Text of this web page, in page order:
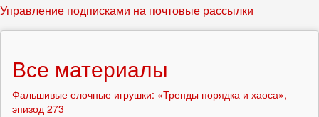
Управление подписками на почтовые рассылки
Все материалы
Фальшивые елочные игрушки: «Тренды порядка и хаоса»,
эпизод 273